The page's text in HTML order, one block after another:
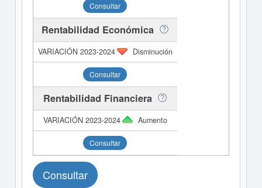
Consultar
Rentabilidad Económica
Disminución
Consultar
Rentabilidad Financiera
Aumento
Consultar
Consultar